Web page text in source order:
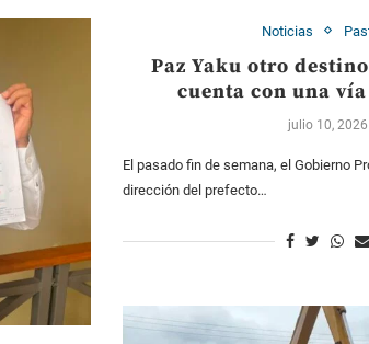
Noticias
Paz Yaku otro
cuenta con una
julio 10, 2026
El pasado fin de semana, el Gobierno
dirección del prefecto…